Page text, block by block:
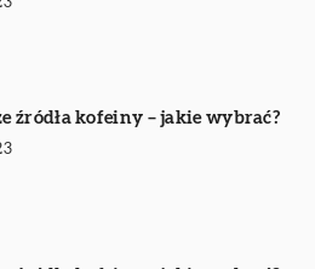
źródła kofeiny – jakie wybrać?